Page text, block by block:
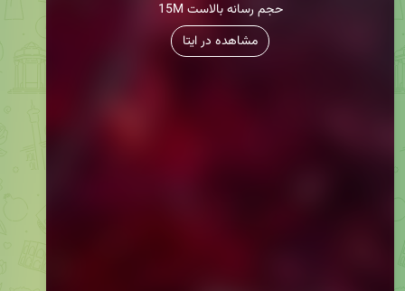
15M حجم رسانه بالاست
مشاهده در ایتا